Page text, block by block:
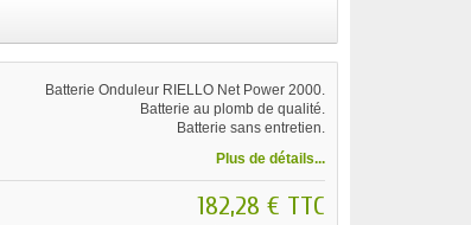
Batterie Onduleur RIELLO Net Power 2000.
Batterie au plomb de qualité.
Batterie sans entretien.
Plus de détails...
182,28 € TTC